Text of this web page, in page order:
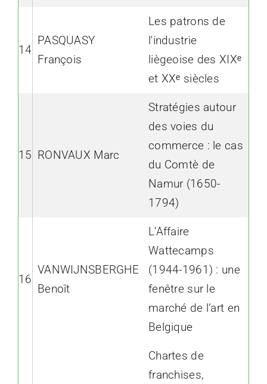
14
PASQUASY
François
Les patrons de
l'industrie
liègeoise des XIXᵉ
et XXᵉ siècles
15 RONVAUX Marc
Stratégies autour
des voies du
commerce : le cas
du Comtè de
Namur (1650-
1794)
16
VANWIJNSBERGHE
Benoît
L’Affaire
Wattecamps
(1944-1961) : une
fenêtre sur le
marché de l’art en
Belgique
Chartes de
franchises,